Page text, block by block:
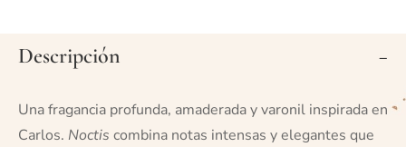
Descripción
Una fragancia profunda, amaderada y varonil inspirada en
Carlos. Noctis combina notas intensas y elegantes que